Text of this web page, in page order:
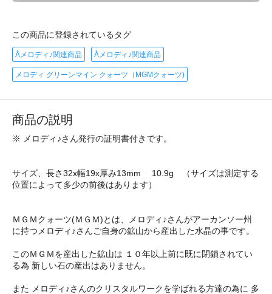
この商品に登録されているタグ
Åメロディ♪関連商品 Åメロディ♪関連商品
メロディ グリーンマイン クォーツ（MGMクォーツ)
商品の説明
※ メロディ♪さん発行の証明書付きです。
サイズ、長さ32x幅19x厚み13mm 10.9g （サイズは測定する
位置によって多少の前後はあります）
ＭＧＭクォーツ(ＭＧＭ)とは、メロディ♪さんがアーカンソー州
に持つメロディ♪さんご自身の鉱山から産出した水晶の事です。
このＭＧＭを産出した鉱山は １０年以上前に既に閉鎖されてい
る為 新しい石の産出はありません。
また メロディ♪さんのクリスタルワークを学ばれる方達の為に 多